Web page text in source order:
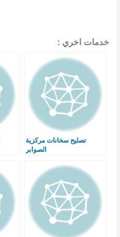
خدمات اخري :
تصليح سخانات مركزية
الصوابر